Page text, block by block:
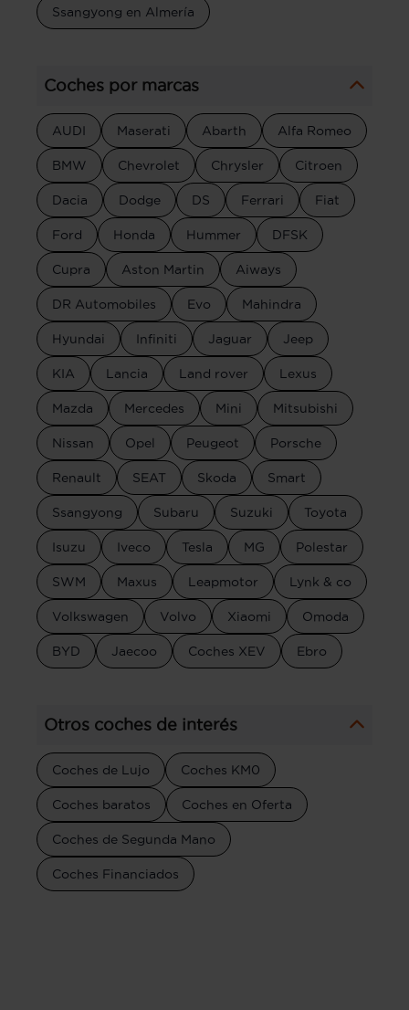
Ssangyong en Almería
Coches por marcas
AUDI Maserati Abarth Alfa Romeo
BMW Chevrolet Chrysler Citroen
Dacia Dodge DS Ferrari Fiat
Ford Honda Hummer DFSK
Cupra Aston Martin Aiways
DR Automobiles Evo Mahindra
Hyundai Infiniti Jaguar Jeep
KIA Lancia Land rover Lexus
Mazda Mercedes Mini Mitsubishi
Nissan Opel Peugeot Porsche
Renault SEAT Skoda Smart
Ssangyong Subaru Suzuki Toyota
Isuzu Iveco Tesla MG Polestar
SWM Maxus Leapmotor Lynk & co
Volkswagen Volvo Xiaomi Omoda
BYD Jaecoo Coches XEV Ebro
Otros coches de interés
Coches de Lujo Coches KM0
Coches baratos Coches en Oferta
Coches de Segunda Mano
Coches Financiados